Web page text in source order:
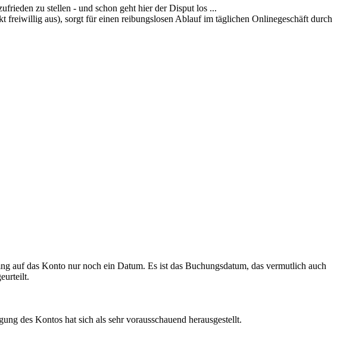
zu stellen - und schon geht hier der Disput los ...
aus), sorgt für einen reibungslosen Ablauf im täglichen Onlinegeschäft durch
auf das Konto nur noch ein Datum. Es ist das Buchungsdatum, das vermutlich auch
des Kontos hat sich als sehr vorausschauend herausgestellt.